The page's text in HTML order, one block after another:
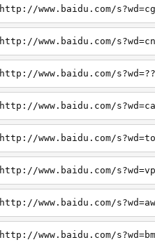
http://www.baidu.com/
http://www.baidu.com/
http://www.baidu.com/
http://www.baidu.com/
http://www.baidu.com/
http://www.baidu.com/
http://www.baidu.com/
http://www.baidu.com/